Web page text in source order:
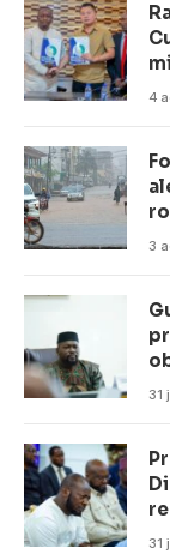
4
3
31
31